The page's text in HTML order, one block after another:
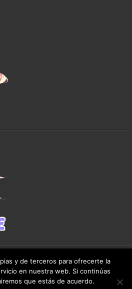
- Este sitio no almacena ningún archivo en sus
de dominio público de manera gratuita.
y de terceros para ofrecerte la
en nuestra web. Si continúas
que estás de acuerdo.